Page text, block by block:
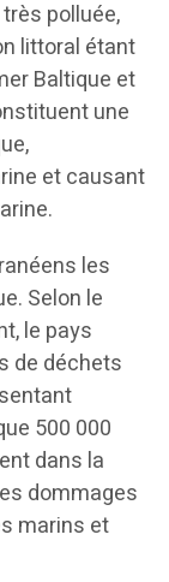
polluée,
littoral étant
Baltique et
une
et causant
les
Selon le
le pays
de déchets
500 000
dans la
dommages
marins et